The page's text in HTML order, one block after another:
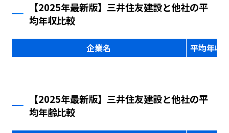
【2025年最新版】三井住友建設と他社の平
均年収比較
企業名 平均年収
【2025年最新版】三井住友建設と他社の平
均年齢比較